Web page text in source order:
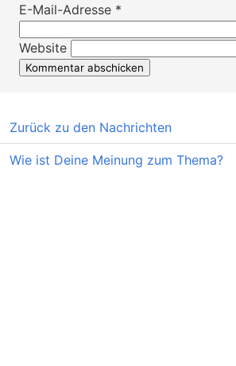
E-Mail-Adresse *
Website
Zurück zu den Nachrichten
Wie ist Deine Meinung zum Thema?